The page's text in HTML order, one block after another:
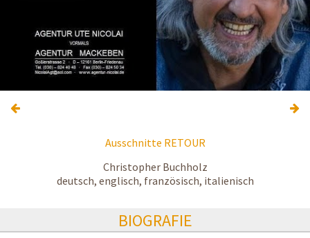
Ausschnitte RETOUR
Christopher Buchholz
deutsch, englisch, französisch, italienisch
BIOGRAFIE